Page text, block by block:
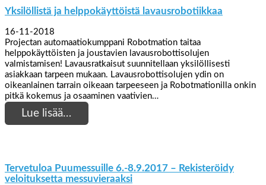
Yksilöllistä ja helppokäyttöistä lavausrobotiikkaa
16-11-2018
Projectan automaatiokumppani Robotmation taitaa
helppokäyttöisten ja joustavien lavausrobottisolujen
valmistamisen! Lavausratkaisut suunnitellaan yksilöllisesti
asiakkaan tarpeen mukaan. Lavausrobottisolujen ydin on
oikeanlainen tarrain oikeaan tarpeeseen ja Robotmationilla onkin
pitkä kokemus ja osaaminen vaativien…
Lue lisää…
Tervetuloa Puumessuille 6.-8.9.2017 – Rekisteröidy
veloituksetta messuvieraaksi